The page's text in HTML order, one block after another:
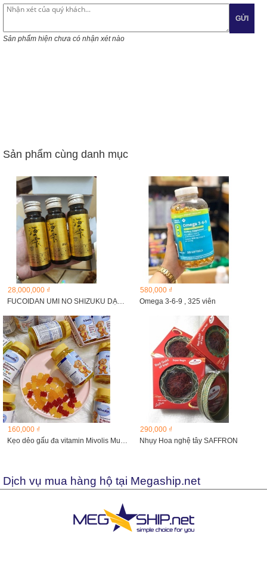
GỬI
Sản phẩm hiện chưa có nhận xét nào
Sản phẩm cùng danh mục
28,000,000 ₫
FUCOIDAN UMI NO SHIZUKU DẠNG NƯỚC CAO CẤP NỘI ĐỊA NHẬT...
580,000 ₫
Omega 3-6-9 , 325 viên
160,000 ₫
Kẹo dẻo gấu đa vitamin Mivolis Multivitamin Barchen, Đức...
290,000 ₫
Nhụy Hoa nghệ tây SAFFRON
Dịch vụ mua hàng hộ tại Megaship.net